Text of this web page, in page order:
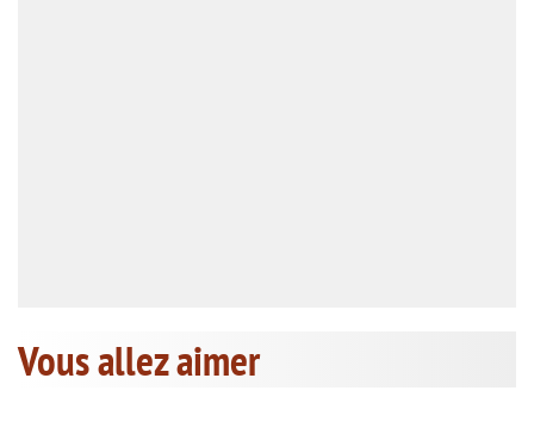
Vous allez aimer